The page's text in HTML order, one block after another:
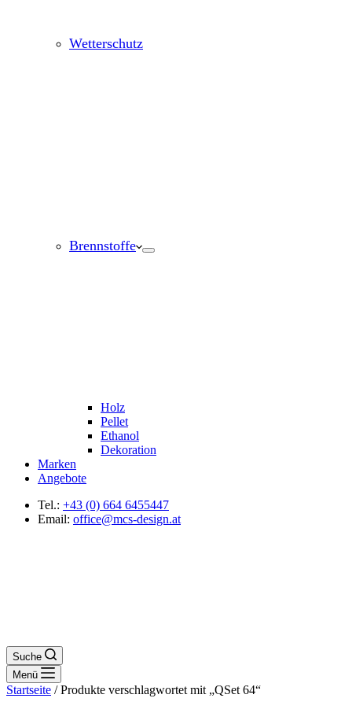
Wetterschutz
Brennstoffe
Holz
Pellet
Ethanol
Dekoration
Marken
Angebote
Tel.: +43 (0) 664 6455447
Email: office@mcs-design.at
Suche
Menü
Startseite / Produkte verschlagwortet mit „QSet 64“